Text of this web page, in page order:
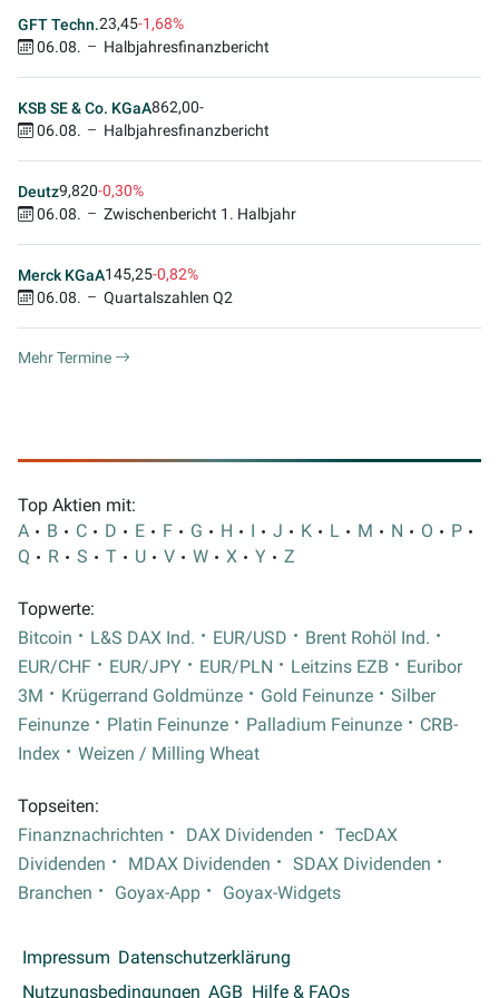
GFT Techn.23,45-1,68%
06.08.
Halbjahresfinanzbericht
KSB SE & Co. KGaA862,00-
06.08.
Halbjahresfinanzbericht
Deutz9,820-0,30%
06.08.
Zwischenbericht 1. Halbjahr
Merck KGaA145,25-0,82%
06.08.
Quartalszahlen Q2
Mehr Termine
Top Aktien mit:
A
B C D E F G H I J K L M N O
P
Q
R S T U V W X Y Z
Topwerte:
Bitcoin
L&S DAX Ind. EUR/USD
Brent Rohöl Ind.
EUR/CHF
EUR/JPY EUR/PLN Leitzins EZB
Euribor
3M
Krügerrand Goldmünze Gold Feinunze
Silber
Feinunze
Platin Feinunze Palladium Feinunze
CRB-
Index
Weizen / Milling Wheat
Topseiten:
Finanznachrichten
DAX Dividenden
TecDAX
Dividenden
MDAX Dividenden
SDAX Dividenden
Branchen
Goyax-App Goyax-Widgets
Impressum Datenschutzerklärung
Nutzungsbedingungen AGB Hilfe & FAQs